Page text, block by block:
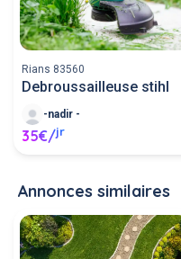
Rians 83560
Debroussailleuse stihl
-nadir -
35€/jr
Annonces similaires